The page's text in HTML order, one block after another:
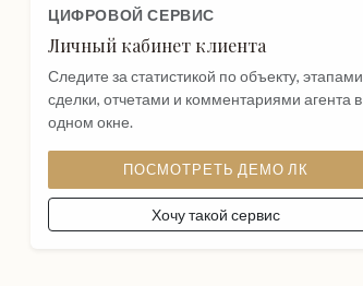
ЦИФРОВОЙ СЕРВИС
Личный кабинет клиента
Следите за статистикой по объекту, этапами
сделки, отчетами и комментариями агента в
одном окне.
ПОСМОТРЕТЬ ДЕМО ЛК
Хочу такой сервис